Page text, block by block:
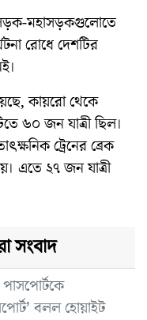
সড়ক-মহাসড়কগুলোতে
রোধে দেশটির
কায়রো থেকে
৬০ জন যাত্রী ছিল।
ট্রেনের ব্রেক
এতে ২৭ জন যাত্রী
সংবাদ
পাসপোর্টকে
বলল হোয়াইট